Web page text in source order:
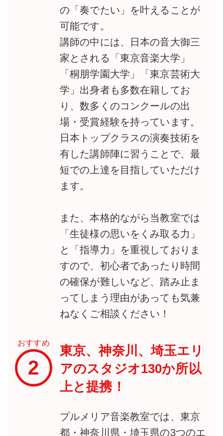
の「奏でたい」を叶えることが
可能です。
講師の中には、日本の音大御三
家とされる「東京音楽大学」
「桐朋学園大学」「東京芸術大
学」出身者も多数在籍してお
り、数多くのコンクールの出
場・受賞経験を持っています。
日本トップクラスの演奏技術を
有した講師陣に習うことで、最
短での上達を目指していただけ
ます。
また、本格的ながら当教室では
「生徒様の思いをくみ取る力」
と「指導力」を重視しておりま
すので、初心者であったり時間
の確保が難しいなど、踏み止ま
ってしまう理由があっても気兼
ねなくご相談ください！
おすすめ
2
東京、神奈川、埼玉エリ
アのスタジオ130か所以
上と提携！
プルメリア音楽教室では、東京
都・神奈川県・埼玉県の3つのエ